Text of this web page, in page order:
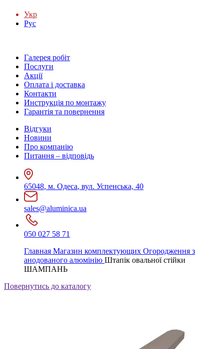
Укр
Рус
Галерея робіт
Послуги
Акції
Оплата і доставка
Контакти
Инструкція по монтажу
Гарантія та повернення
Відгуки
Новини
Про компанію
Питання – відповідь
65048, м. Одеса, вул. Успенська, 40
sales@aluminica.ua
050 027 58 71
Главная Магазин комплектующих Огородження з
анодованого алюмінію Штапік овальної стійки
ШАМПАНЬ
Повернутись до каталогу